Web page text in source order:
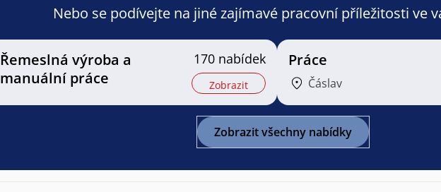
Nebo se podívejte na jiné zajímavé pracovní příležitosti ve
Řemeslná výroba a
manuální práce
170 nabídek
Zobrazit
Práce
Čáslav
Zobrazit všechny nabídky